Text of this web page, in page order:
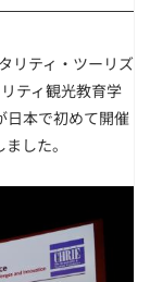
リティ・ツーリズ
ティ観光教育学
日本で初めて開催
した。